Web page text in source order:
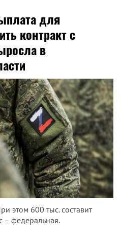
для
контракт с
в
этом 600 тыс. составит
– федеральная.